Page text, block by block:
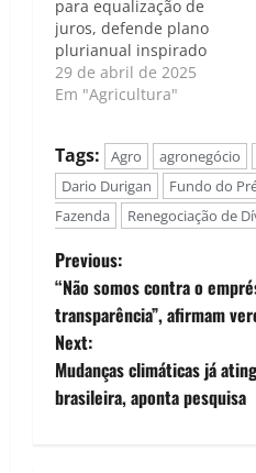
para equalização de
juros, defende plano
plurianual inspirado
na Farm Bill dos EUA
e ampliação do
Plano Safra
2025/2026 A Frente
Parlamentar da
Agropecuária (FPA)
apresentou, nesta
terça-feira (29), suas
principais propostas
para a construção do
Plano Safra
2025/2026. Durante…
29 de abril de 2025
Em "Agricultura"
Tags: Agro agronegócio
Dario Durigan
Fundo do
Fazenda
Renegociação de
P
o
s
t
Previous:
“Não somos contra o
transparência”, afirmam
Next:
Mudanças climáticas já
brasileira, aponta pesquisa